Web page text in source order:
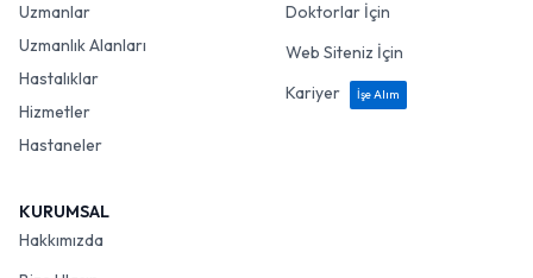
Uzmanlar
Uzmanlık Alanları
Hastalıklar
Hizmetler
Hastaneler
Doktorlar İçin
Web Siteniz İçin
Kariyer
İşe Alım
KURUMSAL
Hakkımızda